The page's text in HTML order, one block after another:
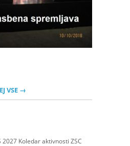
VSE →
2027 Koledar aktivnosti ZSC